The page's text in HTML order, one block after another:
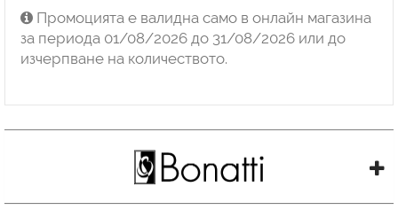
Промоцията е валидна само в онлайн магазина
за периода 01/08/2026 до 31/08/2026 или до
изчерпване на количеството.